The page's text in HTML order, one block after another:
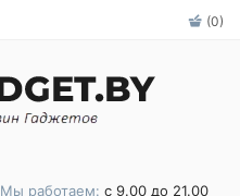
(0)
Мы работаем: с 9.00 до 21.00